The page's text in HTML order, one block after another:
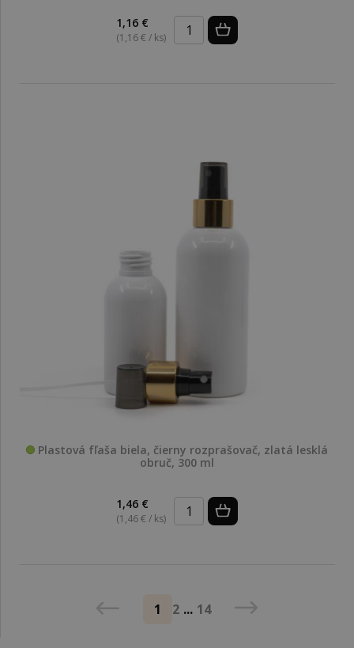
1,16 €
(1,16 € / ks)
Plastová fľaša biela, čierny rozprašovač, zlatá lesklá
obruč, 300 ml
1,46 €
(1,46 € / ks)
1 2 ... 14